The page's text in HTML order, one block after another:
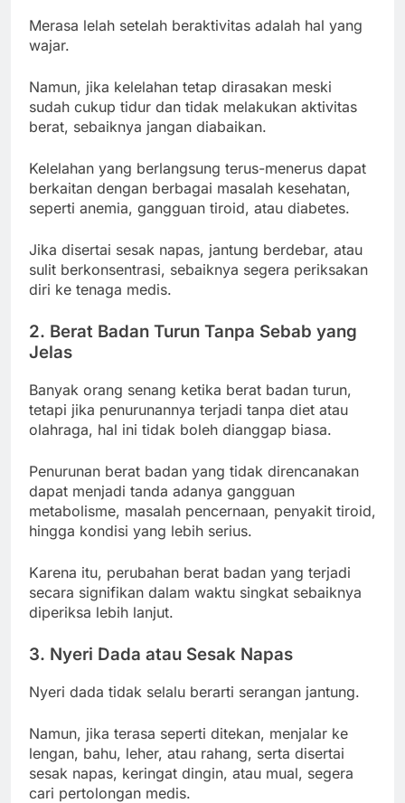
Merasa lelah setelah beraktivitas adalah hal yang
wajar.
Namun, jika kelelahan tetap dirasakan meski
sudah cukup tidur dan tidak melakukan aktivitas
berat, sebaiknya jangan diabaikan.
Kelelahan yang berlangsung terus-menerus dapat
berkaitan dengan berbagai masalah kesehatan,
seperti anemia, gangguan tiroid, atau diabetes.
Jika disertai sesak napas, jantung berdebar, atau
sulit berkonsentrasi, sebaiknya segera periksakan
diri ke tenaga medis.
2. Berat Badan Turun Tanpa Sebab yang
Jelas
Banyak orang senang ketika berat badan turun,
tetapi jika penurunannya terjadi tanpa diet atau
olahraga, hal ini tidak boleh dianggap biasa.
Penurunan berat badan yang tidak direncanakan
dapat menjadi tanda adanya gangguan
metabolisme, masalah pencernaan, penyakit tiroid,
hingga kondisi yang lebih serius.
Karena itu, perubahan berat badan yang terjadi
secara signifikan dalam waktu singkat sebaiknya
diperiksa lebih lanjut.
3. Nyeri Dada atau Sesak Napas
Nyeri dada tidak selalu berarti serangan jantung.
Namun, jika terasa seperti ditekan, menjalar ke
lengan, bahu, leher, atau rahang, serta disertai
sesak napas, keringat dingin, atau mual, segera
cari pertolongan medis.